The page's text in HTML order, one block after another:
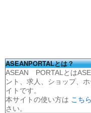
ASEANPORTALとは？
ASEAN PORTALとは
ント、求人、ショップ、
イトです。
本サイトの使い方は こち
さい。